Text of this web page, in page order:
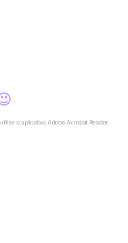
o aplicativo Adobe Acrobat Reader